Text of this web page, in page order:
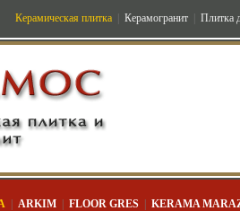
Керамическая плитка Керамогранит Плитка
| ARKIM| FLOOR GRES| KERAMA